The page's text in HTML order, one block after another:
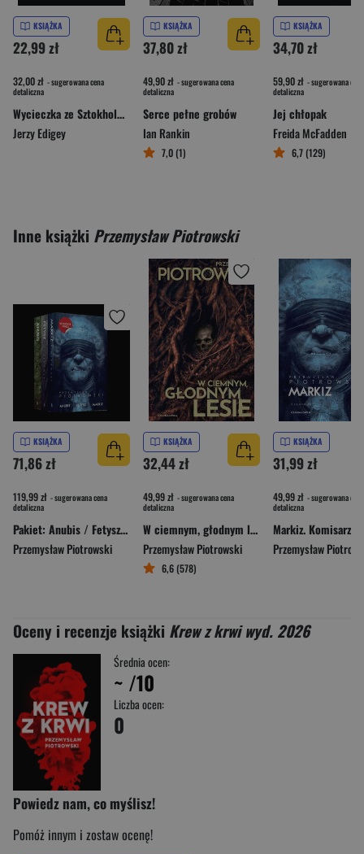
KSIĄŻKA
22,99 zł
32,00 zł - sugerowana cena
detaliczna
Wycieczka ze Sztokholmu
Jerzy Edigey
KSIĄŻKA
37,80 zł
49,90 zł - sugerowana cena
detaliczna
Serce pełne grobów
Ian Rankin
7,0 (1)
KSIĄŻKA
34,70 zł
59,90 zł - sugerowana cena
detaliczna
Jej chłopak
Freida McFadden
6,7 (129)
Inne książki Przemysław Piotrowski
KSIĄŻKA
71,86 zł
119,99 zł - sugerowana cena
detaliczna
Pakiet: Anubis / Fetysz / Markiz
Przemysław Piotrowski
KSIĄŻKA
32,44 zł
49,99 zł - sugerowana cena
detaliczna
W ciemnym, głodnym lesie
Przemysław Piotrowski
6,6 (578)
KSIĄŻKA
31,99 zł
49,99 zł - sugerowana cena
detaliczna
Przemysław
Oceny i recenzje książki Krew z krwi wyd. 2026
Średnia ocen:
~ /10
Liczba ocen:
0
Powiedz nam, co myślisz!
Pomóż innym i zostaw ocenę!